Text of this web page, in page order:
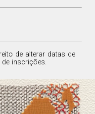
de alterar datas de
inscrições.